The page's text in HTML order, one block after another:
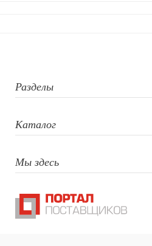
Разделы
Каталог
Мы здесь